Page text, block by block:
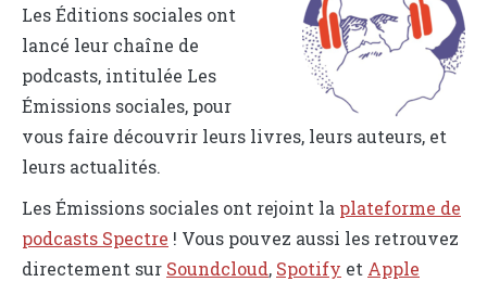
Les Éditions sociales ont
lancé leur chaîne de
podcasts, intitulée Les
Émissions sociales, pour
vous faire découvrir leurs livres, leurs auteurs, et
leurs actualités.
Les Émissions sociales ont rejoint la plateforme de
podcasts Spectre ! Vous pouvez aussi les retrouvez
directement sur Soundcloud, Spotify et Apple